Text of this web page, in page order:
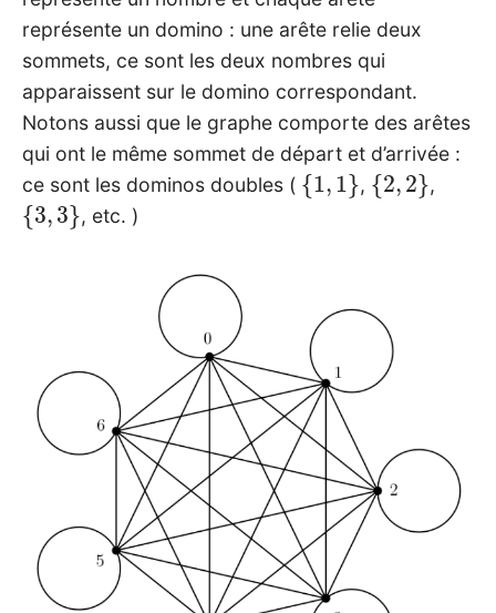
représente un domino : une arête relie deux
sommets, ce sont les deux nombres qui
apparaissent sur le domino correspondant.
Notons aussi que le graphe comporte des arêtes
qui ont le même sommet de départ et d’arrivée :
ce sont les dominos doubles (
{1,1 }
,
{2,2}
,
{3 3}
, etc. )